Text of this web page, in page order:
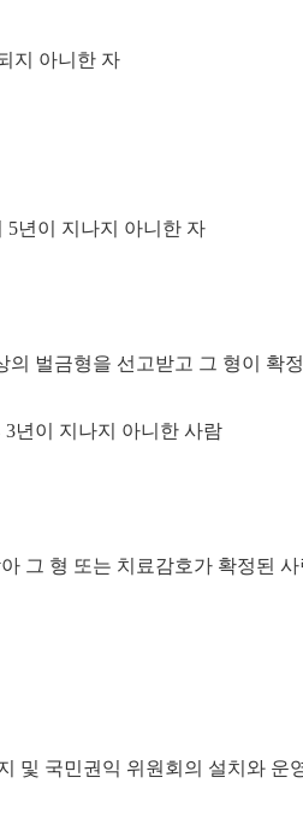
지 아니한 자
5년이 지나지 아니한 자
의 벌금형을 선고받고 그 형이 확
3년이 지나지 아니한 사람
그 형 또는 치료감호가 확정된 사
및 국민권익 위원회의 설치와 운